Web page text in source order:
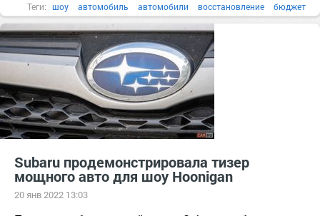
Теги: шоу автомобиль автомобили восстановление бюджет
Subaru продемонстрировала тизер
мощного авто для шоу Hoonigan
20 янв 2022 13:03